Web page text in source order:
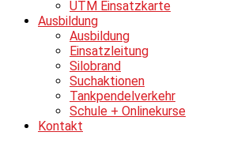
UTM Einsatzkarte
Ausbildung
Ausbildung
Einsatzleitung
Silobrand
Suchaktionen
Tankpendelverkehr
Schule + Onlinekurse
Kontakt